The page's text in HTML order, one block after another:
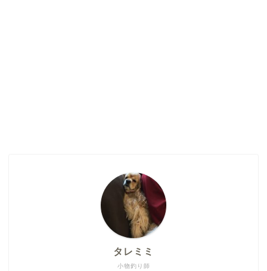
小物釣り師
タレミミ